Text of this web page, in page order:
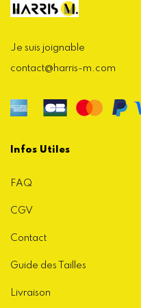
Je suis joignable
contact@harris-m.com
Infos Utiles
FAQ
CGV
Contact
Guide des Tailles
Livraison